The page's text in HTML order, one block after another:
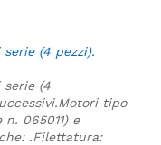
serie (4 pezzi).
serie (4
Motori tipo
065011) e
.Filettatura: